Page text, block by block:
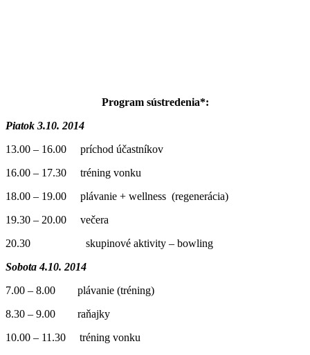
Program sústredenia*:
Piatok 3.10. 2014
13.00 – 16.00 príchod účastníkov
16.00 – 17.30 tréning vonku
18.00 – 19.00 plávanie + wellness (regenerácia)
19.30 – 20.00 večera
20.30 skupinové aktivity – bowling
Sobota 4.10. 2014
7.00 – 8.00 plávanie (tréning)
8.30 – 9.00 raňajky
10.00 – 11.30 tréning vonku